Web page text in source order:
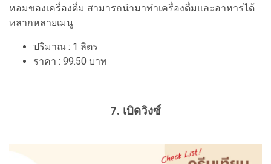
หอมของเครื่องดื่ม สามารถนำมาทำเครื่องดื่มและอาหารได้
หลากหลายเมนู
ปริมาณ : 1 ลิตร
ราคา : 99.50 บาท
7. เบิดวิงซ์